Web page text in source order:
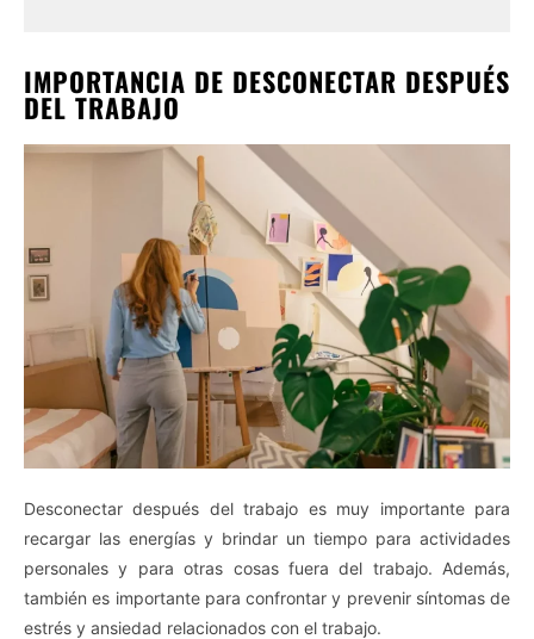
IMPORTANCIA DE DESCONECTAR DESPUÉS
DEL TRABAJO
Desconectar después del trabajo es muy importante para
recargar las energías y brindar un tiempo para actividades
personales y para otras cosas fuera del trabajo. Además,
también es importante para confrontar y prevenir síntomas de
estrés y ansiedad relacionados con el trabajo.